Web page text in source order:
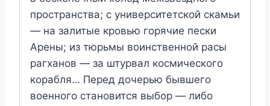
пространства; с университетской скамьи
— на залитые кровью горячие пески
Арены; из тюрьмы воинственной расы
рагханов — за штурвал космического
корабля… Перед дочерью бывшего
военного становится выбор — либо